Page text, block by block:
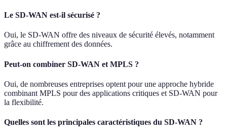
Le SD-WAN est-il sécurisé ?
Oui, le SD-WAN offre des niveaux de sécurité élevés, notamment
grâce au chiffrement des données.
Peut-on combiner SD-WAN et MPLS ?
Oui, de nombreuses entreprises optent pour une approche hybride
combinant MPLS pour des applications critiques et SD-WAN pour
la flexibilité.
Quelles sont les principales caractéristiques du SD-WAN ?